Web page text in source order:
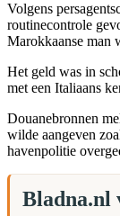
Volgens
routinecontrole
Marokkaanse man
Het geld was in
met een Italiaans
Douanebronnen
wilde aangeven
havenpolitie
Bladna.nl